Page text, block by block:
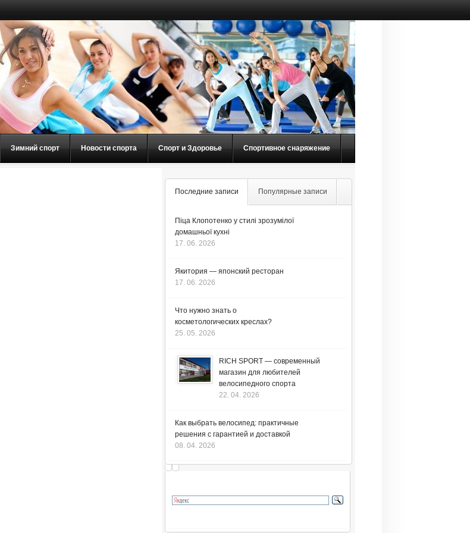
Зимний спорт Новости спорта Спорт и Здоровье Спортивное снаряжение
Последние записи Популярные записи
Піца Клопотенко у стилі зрозумілої
домашньої кухні
17. 06. 2026
Якитория — японский ресторан
17. 06. 2026
Что нужно знать о
косметологических креслах?
25. 05. 2026
RICH SPORT — современный
магазин для любителей
велосипедного спорта
22. 04. 2026
Как выбрать велосипед: практичные
решения с гарантией и доставкой
08. 04. 2026